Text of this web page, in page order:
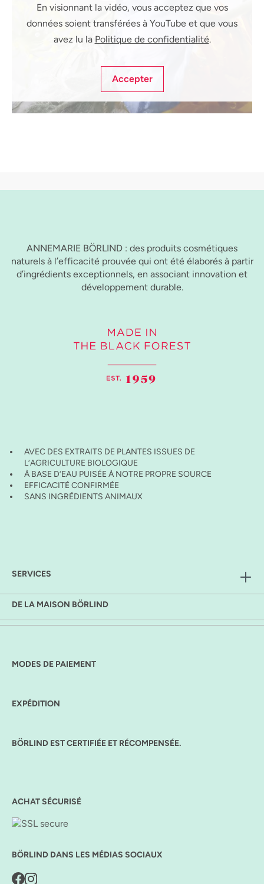
En visionnant la vidéo, vous acceptez que vos
données soient transférées à YouTube et que vous
avez lu la Politique de confidentialité.
Accepter
ANNEMARIE BÖRLIND : des produits cosmétiques
naturels à l’efficacité prouvée qui ont été élaborés à partir
d’ingrédients exceptionnels, en associant innovation et
développement durable.
AVEC DES EXTRAITS DE PLANTES ISSUES DE
L’AGRICULTURE BIOLOGIQUE
À BASE D’EAU PUISÉE À NOTRE PROPRE SOURCE
EFFICACITÉ CONFIRMÉE
SANS INGRÉDIENTS ANIMAUX
SERVICES
DE LA MAISON BÖRLIND
MODES DE PAIEMENT
EXPÉDITION
BÖRLIND EST CERTIFIÉE ET RÉCOMPENSÉE.
ACHAT SÉCURISÉ
BÖRLIND DANS LES MÉDIAS SOCIAUX